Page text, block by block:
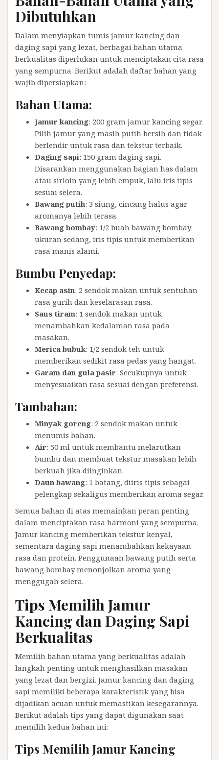
Dibutuhkan
Dalam menyiapkan tumis jamur kancing dan
daging sapi yang lezat, berbagai bahan utama
berkualitas diperlukan untuk menciptakan cita rasa
yang sempurna. Berikut adalah daftar bahan yang
wajib dipersiapkan:
Bahan Utama:
Jamur kancing: 200 gram jamur kancing segar.
Pilih jamur yang masih putih bersih dan tidak
berlendir untuk rasa dan tekstur terbaik.
Daging sapi: 150 gram daging sapi.
Disarankan menggunakan bagian has dalam
atau sirloin yang lebih empuk, lalu iris tipis
sesuai selera.
Bawang putih: 3 siung, cincang halus agar
aromanya lebih terasa.
Bawang bombay: 1/2 buah bawang bombay
ukuran sedang, iris tipis untuk memberikan
rasa manis alami.
Bumbu Penyedap:
Kecap asin: 2 sendok makan untuk sentuhan
rasa gurih dan keselarasan rasa.
Saus tiram: 1 sendok makan untuk
menambahkan kedalaman rasa pada
masakan.
Merica bubuk: 1/2 sendok teh untuk
memberikan sedikit rasa pedas yang hangat.
Garam dan gula pasir: Secukupnya untuk
menyesuaikan rasa sesuai dengan preferensi.
Tambahan:
Minyak goreng: 2 sendok makan untuk
menumis bahan.
Air: 50 ml untuk membantu melarutkan
bumbu dan membuat tekstur masakan lebih
berkuah jika diinginkan.
Daun bawang: 1 batang, diiris tipis sebagai
pelengkap sekaligus memberikan aroma segar.
Semua bahan di atas memainkan peran penting
dalam menciptakan rasa harmoni yang sempurna.
Jamur kancing memberikan tekstur kenyal,
sementara daging sapi menambahkan kekayaan
rasa dan protein. Penggunaan bawang putih serta
bawang bombay menonjolkan aroma yang
menggugah selera.
Tips Memilih Jamur
Kancing dan Daging Sapi
Berkualitas
Memilih bahan utama yang berkualitas adalah
langkah penting untuk menghasilkan masakan
yang lezat dan bergizi. Jamur kancing dan daging
sapi memiliki beberapa karakteristik yang bisa
dijadikan acuan untuk memastikan kesegarannya.
Berikut adalah tips yang dapat digunakan saat
memilih kedua bahan ini:
Tips Memilih Jamur Kancing